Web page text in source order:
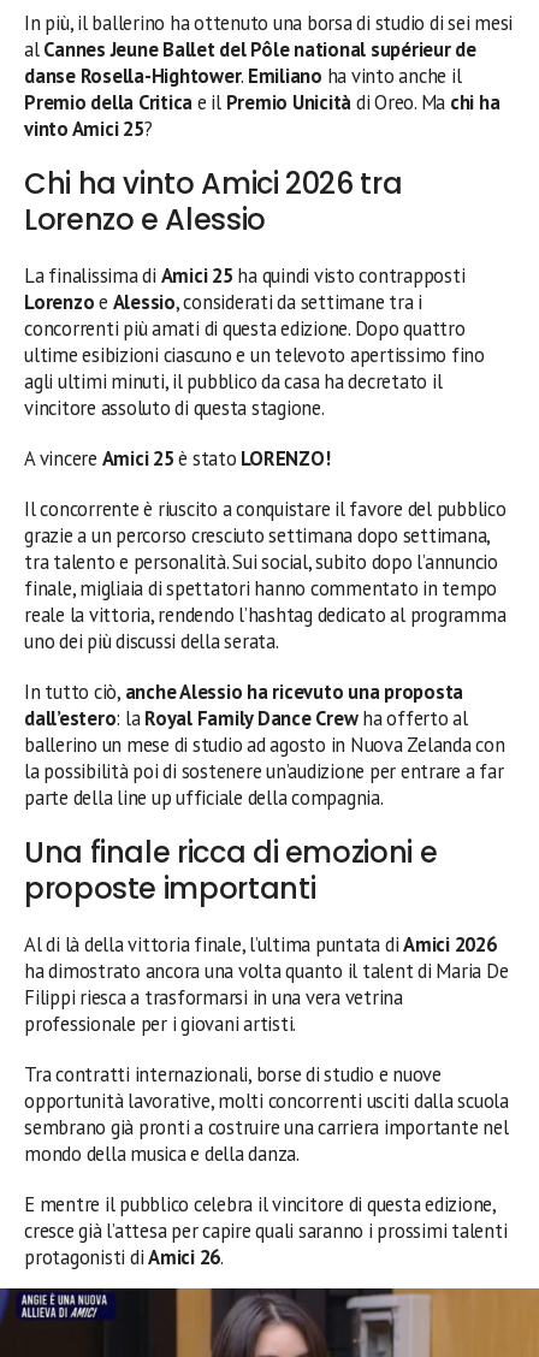
In più, il ballerino ha ottenuto una borsa di studio di sei mesi
alCannes Jeune Ballet del Pôle national supérieur de
danse Rosella-Hightower. Emiliano ha vinto anche il
Premio della Criticae il Premio Unicitàdi Oreo. Ma chi ha
vinto Amici 25?
Chi ha vinto Amici 2026 tra
Lorenzo e Alessio
La finalissima di Amici 25 ha quindi visto contrapposti
Lorenzoe Alessio, considerati da settimane tra i
concorrenti più amati di questa edizione. Dopo quattro
ultime esibizioni ciascuno e un televoto apertissimo fino
agli ultimi minuti, il pubblico da casa ha decretato il
vincitore assoluto di questa stagione.
A vincere Amici 25è stato LORENZO!
Il concorrente è riuscito a conquistare il favore del pubblico
grazie a un percorso cresciuto settimana dopo settimana,
tra talento e personalità. Sui social, subito dopo l’annuncio
finale, migliaia di spettatori hanno commentato in tempo
reale la vittoria, rendendo l’hashtag dedicato al programma
uno dei più discussi della serata.
In tutto ciò, anche Alessio ha ricevuto una proposta
dall’estero: laRoyal Family Dance Crewha offerto al
ballerino un mese di studio ad agosto in Nuova Zelanda con
la possibilità poi di sostenere un’audizione per entrare a far
parte della line up ufficiale della compagnia.
Una finale ricca di emozioni e
proposte importanti
Al di là della vittoria finale, l’ultima puntata diAmici 2026
ha dimostrato ancora una volta quanto il talent di Maria De
Filippi riesca a trasformarsi in una vera vetrina
professionale per i giovani artisti.
Tra contratti internazionali, borse di studio e nuove
opportunità lavorative, molti concorrenti usciti dalla scuola
sembrano già pronti a costruire una carriera importante nel
mondo della musica e della danza.
E mentre il pubblico celebra il vincitore di questa edizione,
cresce già l’attesa per capire quali saranno i prossimi talenti
protagonisti diAmici 26.